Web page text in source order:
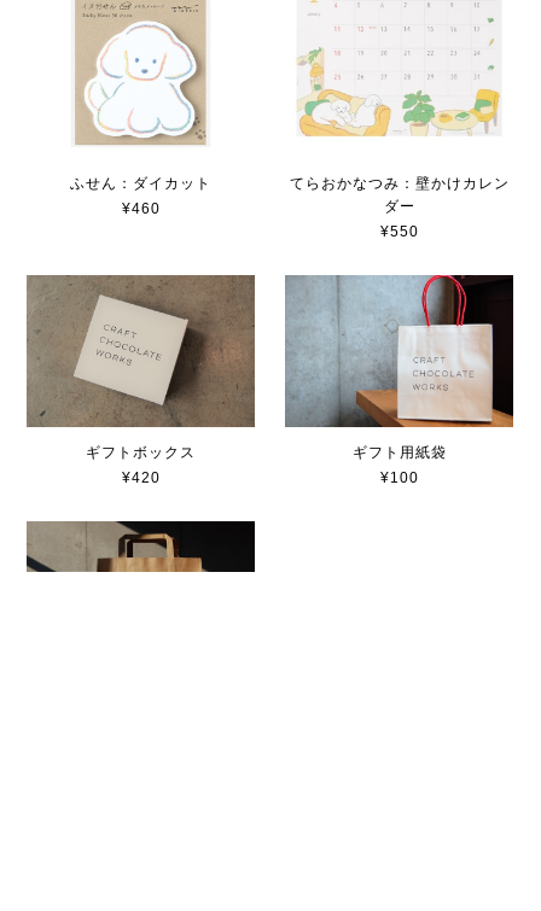
ふせん：ダイカット
¥460
てらおかなつみ：壁かけカレン
ダー
¥550
ギフトボックス
¥420
ギフト用紙袋
¥100